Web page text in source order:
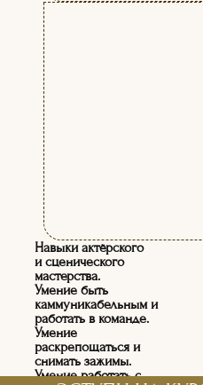
Навыки актёрского
и сценического
мастерства.
Умение быть
каммуникабельным и
работать в команде.
Умение
раскрепощаться и
снимать зажимы.
Умение работать с